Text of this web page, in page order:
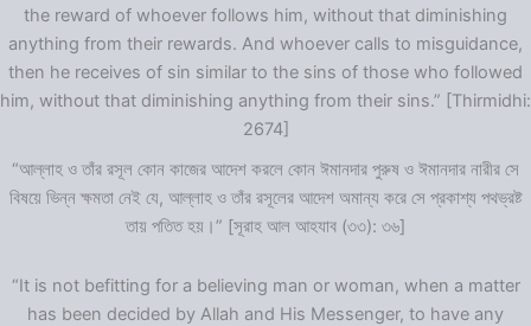
the reward of whoever follows him, without that diminishing
anything from their rewards. And whoever calls to misguidance,
then he receives of sin similar to the sins of those who followed
him, without that diminishing anything from their sins.” [Thirmidhi:
2674]
“আল্লাহ ও তাঁর রসূল কোন কাজের আদেশ করলে কোন ঈমানদার পুরুষ ও ঈমানদার নারীর সে
বিষয়ে ভিন্ন ক্ষমতা নেই যে, আল্লাহ ও তাঁর রসূলের আদেশ অমান্য করে সে প্রকাশ্য পথভ্রষ্ট
তায় পতিত হয়।” [সূরাহ আল আহযাব (৩৩): ৩৬]
“It is not befitting for a believing man or woman, when a matter
has been decided by Allah and His Messenger, to have any